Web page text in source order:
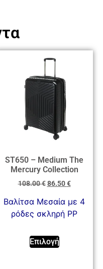
ST650 – Medium The
Mercury Collection
108.00€ 86.50€
Βαλίτσα Μεσαία με 4
ρόδες σκληρή PP
Επιλογή